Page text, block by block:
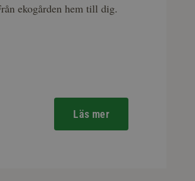
ekogården hem till dig.
Läs mer